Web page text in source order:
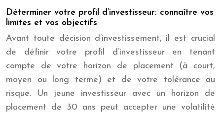
Déterminer votre profil d’investisseur: connaître vos
limites et vos objectifs
Avant toute décision d’investissement, il est crucial
de définir votre profil d’investisseur en tenant
compte de votre horizon de placement (à court,
moyen ou long terme) et de votre tolérance au
risque. Un jeune investisseur avec un horizon de
placement de 30 ans peut accepter une volatilité